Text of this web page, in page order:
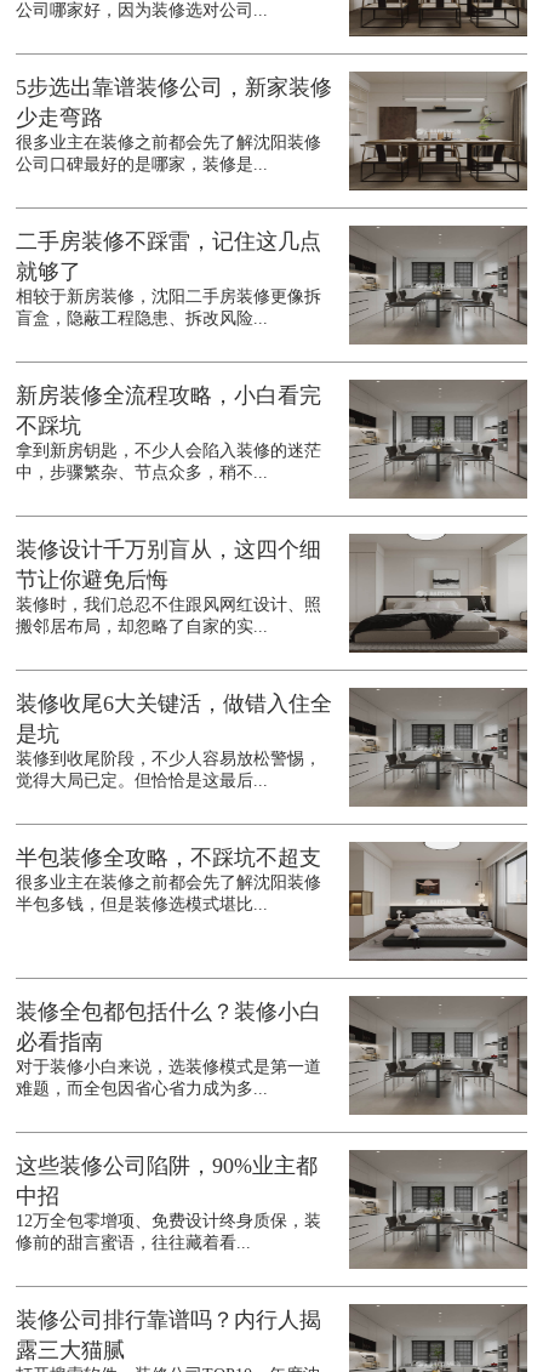
公司哪家好，因为装修选对公司...
5步选出靠谱装修公司，新家装修
少走弯路
很多业主在装修之前都会先了解沈阳装修
公司口碑最好的是哪家，装修是...
二手房装修不踩雷，记住这几点
就够了
相较于新房装修，沈阳二手房装修更像拆
盲盒，隐蔽工程隐患、拆改风险...
新房装修全流程攻略，小白看完
不踩坑
拿到新房钥匙，不少人会陷入装修的迷茫
中，步骤繁杂、节点众多，稍不...
装修设计千万别盲从，这四个细
节让你避免后悔
装修时，我们总忍不住跟风网红设计、照
搬邻居布局，却忽略了自家的实...
装修收尾6大关键活，做错入住全
是坑
装修到收尾阶段，不少人容易放松警惕，
觉得大局已定。但恰恰是这最后...
半包装修全攻略，不踩坑不超支
很多业主在装修之前都会先了解沈阳装修
半包多钱，但是装修选模式堪比...
装修全包都包括什么？装修小白
必看指南
对于装修小白来说，选装修模式是第一道
难题，而全包因省心省力成为多...
这些装修公司陷阱，90%业主都
中招
12万全包零增项、免费设计终身质保，装
修前的甜言蜜语，往往藏着看...
装修公司排行靠谱吗？内行人揭
露三大猫腻